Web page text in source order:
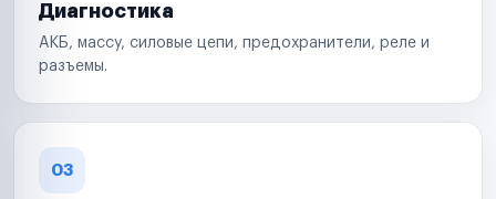
Диагностика
АКБ, массу, силовые цепи, предохранители, реле и
разъемы.
03